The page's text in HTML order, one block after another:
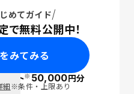
めてガイド
で無料公開中！
みてみる
イント※50,000円分
細※条件・上限あり